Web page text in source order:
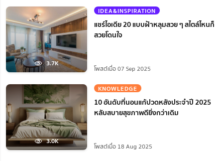
3.7K
IDEA&INSPIRATION
แชร์ไอเดีย 20 แบบฝ้าหลุมสวย ๆ สไตล์ไหนก็
สวยโดนใจ
โพสต์เมื่อ 07 Sep 2025
3.0K
KNOWLEDGE
10 อันดับที่นอนแก้ปวดหลังประจำปี 2025
หลับสบายสุขภาพดียิ่งกว่าเดิม
โพสต์เมื่อ 18 Aug 2025